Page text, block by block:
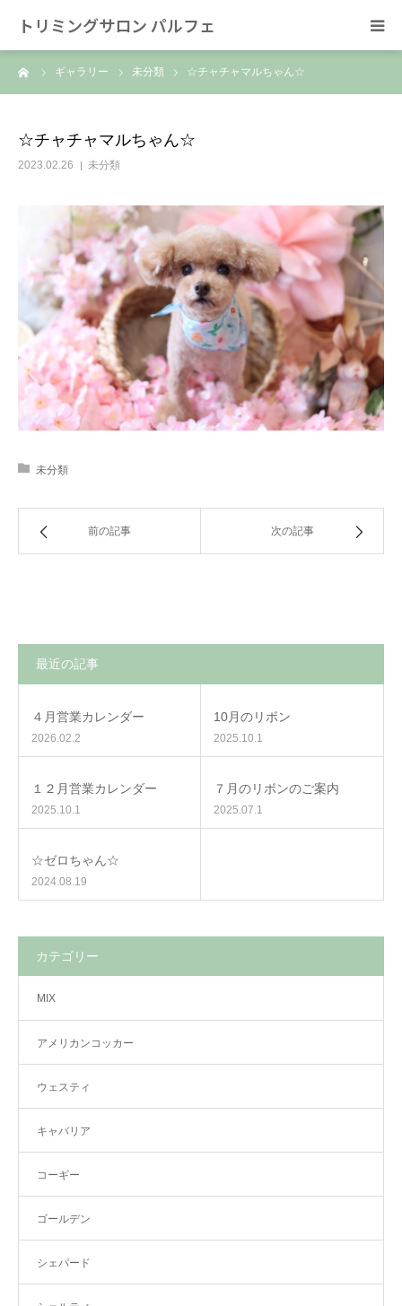
トリミングサロン パルフェ
ギャラリー 未分類 ☆チャチャマルちゃん☆
☆チャチャマルちゃん☆
2023.02.26 未分類
未分類
前の記事 次の記事
最近の記事
４月営業カレンダー
2026.02.2
10月のリボン
2025.10.1
１２月営業カレンダー
2025.10.1
７月のリボンのご案内
2025.07.1
☆ゼロちゃん☆
2024.08.19
カテゴリー
MIX
アメリカンコッカー
ウェスティ
キャバリア
コーギー
ゴールデン
シェパード
HOME
スタッフ
SNS/リンク